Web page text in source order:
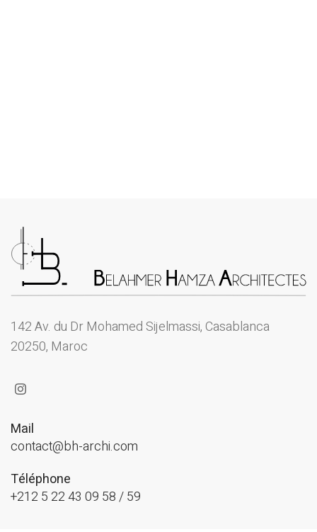
142 Av. du Dr Mohamed Sijelmassi, Casablanca
20250, Maroc
Mail
contact@bh-archi.com
Téléphone
+212 5 22 43 09 58 / 59